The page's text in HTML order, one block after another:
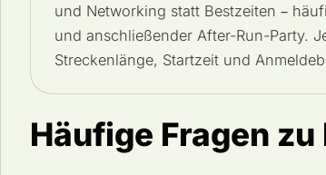
und Networking statt Bestzeiten –
und anschließender After-Run-Party.
Streckenlänge, Startzeit und
Häufige Fragen